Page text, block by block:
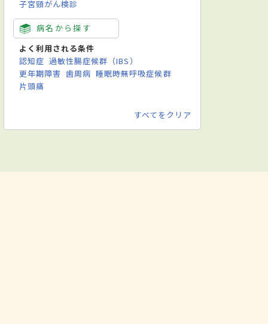
子宮頸がん検診
病名から探す
よく利用される条件
認知症 過敏性腸症候群（IBS）
更年期障害 歯周病 睡眠時無呼吸症候群
片頭痛
すべてをクリア